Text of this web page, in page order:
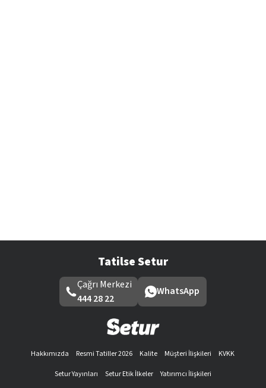
Tatilse Setur
Çağrı Merkezi
444 28 22
WhatsApp
Hakkımızda Resmi Tatiller 2026 Kalite Müşteri İlişkileri
KVKK
Setur Yayınları
Setur Etik İlkeler
Yatırımcı İlişkileri